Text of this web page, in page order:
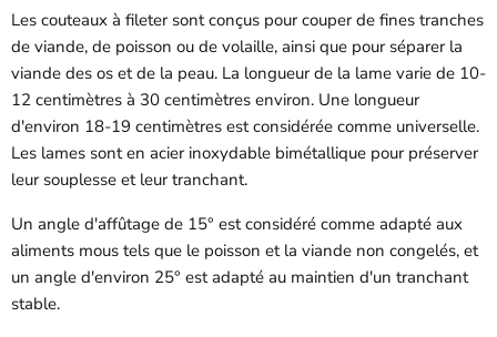
Les couteaux à fileter sont conçus pour couper de fines tranches
de viande, de poisson ou de volaille, ainsi que pour séparer la
viande des os et de la peau. La longueur de la lame varie de 10-
12 centimètres à 30 centimètres environ. Une longueur
d'environ 18-19 centimètres est considérée comme universelle.
Les lames sont en acier inoxydable bimétallique pour préserver
leur souplesse et leur tranchant.
Un angle d'affûtage de 15° est considéré comme adapté aux
aliments mous tels que le poisson et la viande non congelés, et
un angle d'environ 25° est adapté au maintien d'un tranchant
stable.